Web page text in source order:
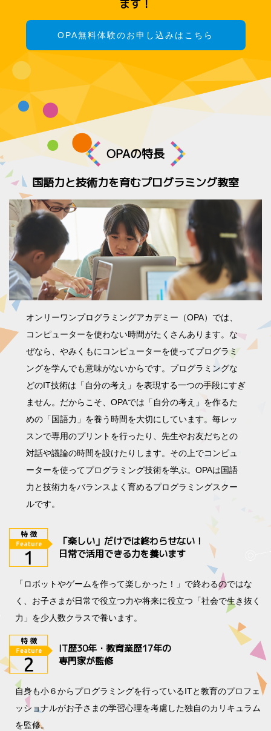
ます！
OPA無料体験のお申し込みはこちら
OPAの特長
国語力と技術力を育むプログラミング教室
オンリーワンプログラミングアカデミー（OPA）では、
コンピューターを使わない時間がたくさんあります。な
ぜなら、やみくもにコンピューターを使ってプログラミ
ングを学んでも意味がないからです。プログラミングな
どのIT技術は「自分の考え」を表現する一つの手段にすぎ
ません。だからこそ、OPAでは「自分の考え」を作るた
めの「国語力」を養う時間を大切にしています。毎レッ
スンで専用のプリントを行ったり、先生やお友だちとの
対話や議論の時間を設けたりします。その上でコンピュ
ーターを使ってプログラミング技術を学ぶ。OPAは国語
力と技術力をバランスよく育めるプログラミングスクー
ルです。
「楽しい」だけでは終わらせない！
日常で活用できる力を養います
「ロボットやゲームを作って楽しかった！」で終わるのではな
く、お子さまが日常で役立つ力や将来に役立つ「社会で生き抜く
力」を少人数クラスで養います。
IT歴30年・教育業歴17年の
専門家が監修
自身も小６からプログラミングを行っているITと教育のプロフェ
ッショナルがお子さまの学習心理を考慮した独自のカリキュラム
を監修。